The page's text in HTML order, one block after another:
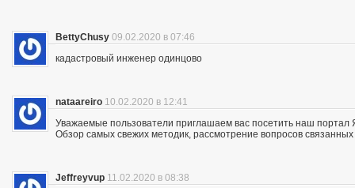
BettyChusy 09.02.2020 в 07:46
кадастровый инженер одинцово
nataareiro 10.02.2020 в 12:41
Уважаемые пользователи приглашаем вас посетить наш портал
Обзор самых свежих методик, рассмотрение вопросов
Jeffreyvup 11.02.2020 в 08:38